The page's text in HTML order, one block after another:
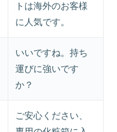
トは海外のお客様
に人気です。
いいですね。持ち
運びに強いです
か？
ご安心ください、